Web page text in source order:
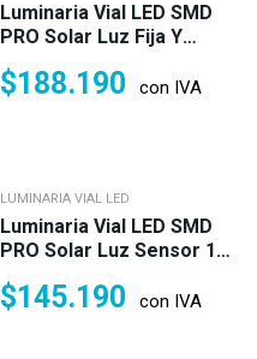
Luminaria Vial LED SMD
PRO Solar Luz Fija Y
(3.200w)
$188.190 con IVA
LUMINARIA VIAL LED
Luminaria Vial LED SMD
PRO Solar Luz Sensor 120
$145.190 con IVA